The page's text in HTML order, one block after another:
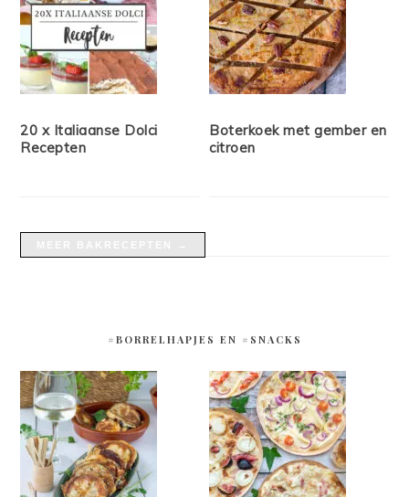
20 x Italiaanse Dolci
Recepten
Boterkoek met gember en
citroen
#BORRELHAPJES EN #SNACKS